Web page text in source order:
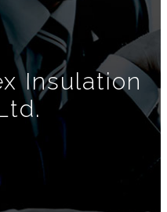
Insulation